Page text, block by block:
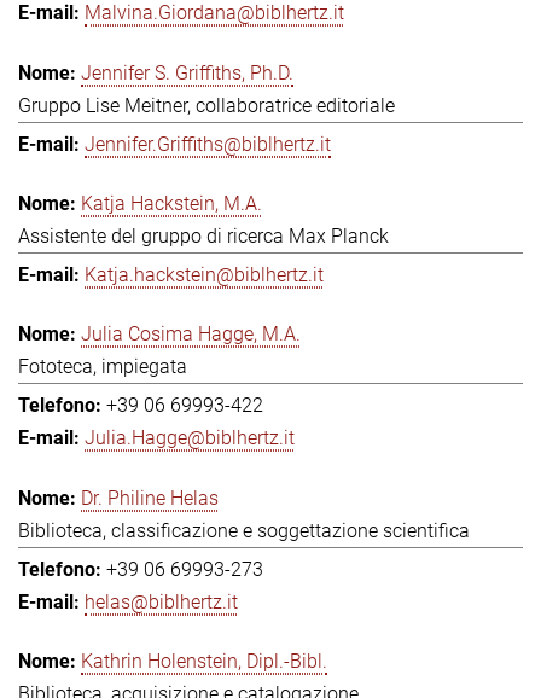
Malvina.Giordana@biblhertz.it
Jennifer S. Griffiths, Ph.D.
Gruppo Lise Meitner, collaboratrice editoriale
Jennifer.Griffiths@biblhertz.it
Katja Hackstein, M.A.
Assistente del gruppo di ricerca Max Planck
Katja.hackstein@biblhertz.it
Julia Cosima Hagge, M.A.
Fototeca, impiegata
+39 06 69993-422
Julia.Hagge@biblhertz.it
Dr. Philine Helas
Biblioteca, classificazione e soggettazione scientifica
+39 06 69993-273
helas@biblhertz.it
Kathrin Holenstein, Dipl.-Bibl.